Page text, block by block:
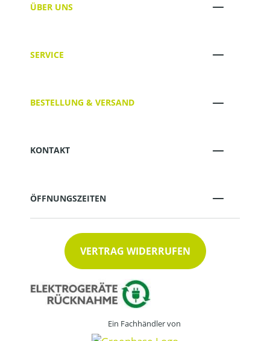
ÜBER UNS
SERVICE
BESTELLUNG & VERSAND
KONTAKT
ÖFFNUNGSZEITEN
VERTRAG WIDERRUFEN
Ein Fachhändler von